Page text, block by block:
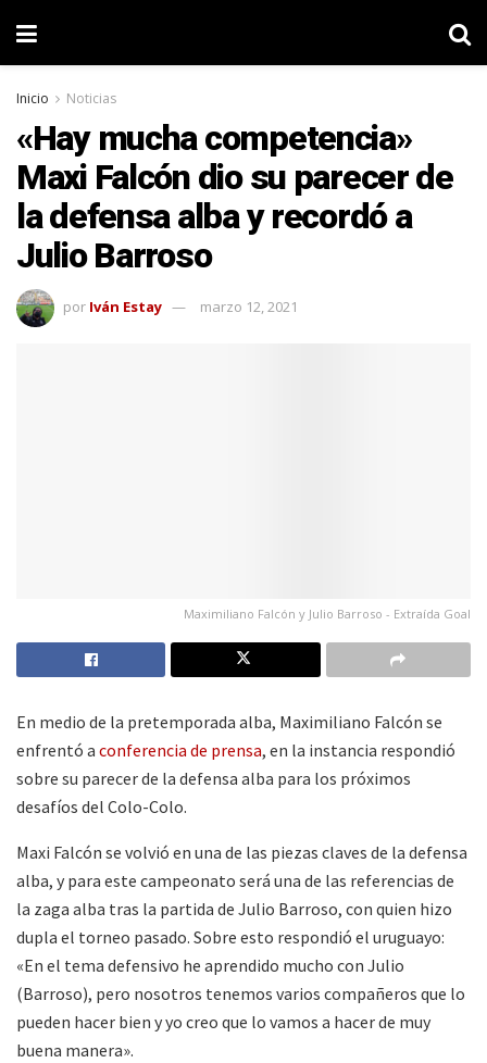
Inicio Noticias
«Hay mucha competencia»
Maxi Falcón dio su parecer de
la defensa alba y recordó a
Julio Barroso
por Iván Estay marzo 12, 2021
Maximiliano Falcón y Julio Barroso - Extraída Goal
En medio de la pretemporada alba, Maximiliano Falcón se
enfrentó a conferencia de prensa, en la instancia respondió
sobre su parecer de la defensa alba para los próximos
desafíos del Colo-Colo.
Maxi Falcón se volvió en una de las piezas claves de la defensa
alba, y para este campeonato será una de las referencias de
la zaga alba tras la partida de Julio Barroso, con quien hizo
dupla el torneo pasado. Sobre esto respondió el uruguayo:
«En el tema defensivo he aprendido mucho con Julio
(Barroso), pero nosotros tenemos varios compañeros que lo
pueden hacer bien y yo creo que lo vamos a hacer de muy
buena manera».